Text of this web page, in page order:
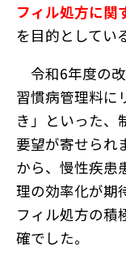
フィル処方に関
を目的としてい
令和6年度の
習慣病管理料に
き」といった、
要望が寄せられ
から、慢性疾患
理の効率化が期
フィル処方の積
確でした。